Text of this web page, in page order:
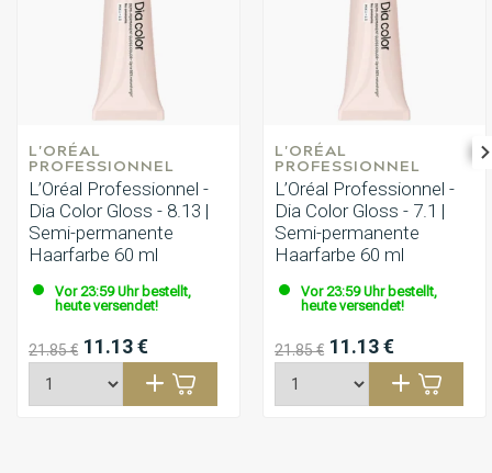
L'ORÉAL
PROFESSIONNEL
L’Oréal Professionnel -
Dia Color Gloss - 8.13 |
Semi-permanente
Haarfarbe 60 ml
Vor 23:59 Uhr bestellt,
heute versendet!
21.85 € 11.13 €
L'ORÉAL
PROFESSIONNEL
L’Oréal Professionnel -
Dia Color Gloss - 7.1 |
Semi-permanente
Haarfarbe 60 ml
Vor 23:59 Uhr bestellt,
heute versendet!
21.85 € 11.13 €